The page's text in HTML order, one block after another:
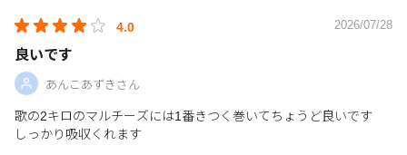
4.0 2026/07/28
良いです
あんこあずきさん
歌の2キロのマルチーズには1番きつく巻いてちょうど良いです
しっかり吸収くれます